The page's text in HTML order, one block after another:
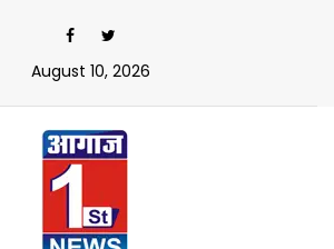
August 10, 2026